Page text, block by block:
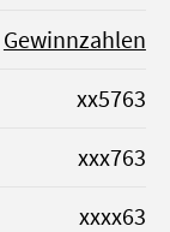
Gewinnzahlen
xx5763
xxx763
xxxx63